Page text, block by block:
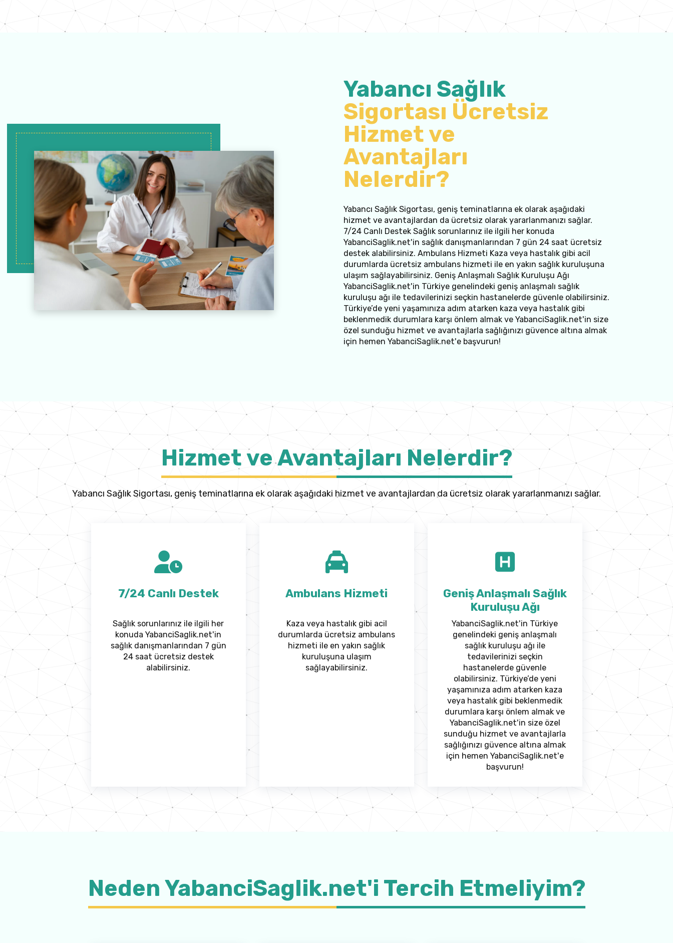
Yabancı Sağlık
Sigortası Ücretsiz
Hizmet ve
Avantajları
Nelerdir?
Yabancı Sağlık Sigortası, geniş teminatlarına ek olarak aşağıdaki
hizmet ve avantajlardan da ücretsiz olarak yararlanmanızı sağlar.
7/24 Canlı Destek Sağlık sorunlarınız ile ilgili her konuda
YabanciSaglik.net'in sağlık danışmanlarından 7 gün 24 saat ücretsiz
destek alabilirsiniz. Ambulans Hizmeti Kaza veya hastalık gibi acil
durumlarda ücretsiz ambulans hizmeti ile en yakın sağlık kuruluşuna
ulaşım sağlayabilirsiniz. Geniş Anlaşmalı Sağlık Kuruluşu Ağı
YabanciSaglik.net'in Türkiye genelindeki geniş anlaşmalı sağlık
kuruluşu ağı ile tedavilerinizi seçkin hastanelerde güvenle olabilirsiniz.
Türkiye’de yeni yaşamınıza adım atarken kaza veya hastalık gibi
beklenmedik durumlara karşı önlem almak ve YabanciSaglik.net'in size
özel sunduğu hizmet ve avantajlarla sağlığınızı güvence altına almak
için hemen YabanciSaglik.net'e başvurun!
Hizmet ve Avantajları Nelerdir?
Yabancı Sağlık Sigortası, geniş teminatlarına ek olarak aşağıdaki hizmet ve avantajlardan da ücretsiz olarak yararlanmanızı sağlar.
7/24 Canlı Destek
Sağlık sorunlarınız ile ilgili her
konuda YabanciSaglik.net'in
sağlık danışmanlarından 7 gün
24 saat ücretsiz destek
alabilirsiniz.
Ambulans Hizmeti
Kaza veya hastalık gibi acil
durumlarda ücretsiz ambulans
hizmeti ile en yakın sağlık
kuruluşuna ulaşım
sağlayabilirsiniz.
Geniş Anlaşmalı Sağlık
Kuruluşu Ağı
YabanciSaglik.net'in Türkiye
genelindeki geniş anlaşmalı
sağlık kuruluşu ağı ile
tedavilerinizi seçkin
hastanelerde güvenle
olabilirsiniz. Türkiye’de yeni
yaşamınıza adım atarken kaza
veya hastalık gibi beklenmedik
durumlara karşı önlem almak ve
YabanciSaglik.net'in size özel
sunduğu hizmet ve avantajlarla
sağlığınızı güvence altına almak
için hemen YabanciSaglik.net'e
başvurun!
Neden YabanciSaglik.net'i Tercih Etmeliyim?